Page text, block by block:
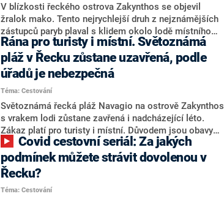
V blízkosti řeckého ostrova Zakynthos se objevil
žralok mako. Tento nejrychlejší druh z nejznámějších
zástupců paryb plaval s klidem okolo lodě místního
rybáře, který si ho ihned natočil na video. Byl klidný,
vypadal jako delfín, uvedl později rybář pro web The
Sun.
Rána pro turisty i místní. Světoznámá
pláž v Řecku zůstane uzavřená, podle
úřadů je nebezpečná
Téma: Cestování
Světoznámá řecká pláž Navagio na ostrově Zakynthos
s vrakem lodi zůstane zavřená i nadcházející léto.
Zákaz platí pro turisty i místní. Důvodem jsou obavy
odborníků ze sesuvů půdy.
podmínek můžete strávit dovolenou v
Řecku?
Téma: Cestování